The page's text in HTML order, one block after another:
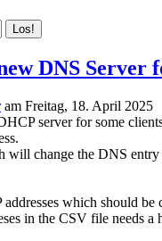
DNS Server
am Freitag, 18. April 2025
server for some
will change the DNS entry
which should
in the CSV file needs